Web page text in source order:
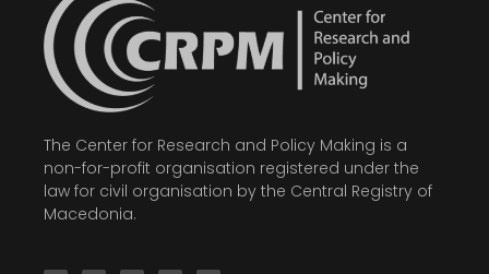
The Center for Research and Policy Making is a
non-for-profit organisation registered under the
law for civil organisation by the Central Registry of
Macedonia.